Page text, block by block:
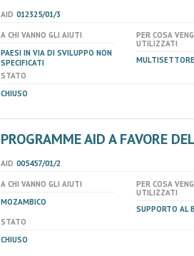
AID 012325/01/3
A CHI VANNO GLI AIUTI
PAESI IN VIA DI SVILUPPO NON
SPECIFICATI
PER COSA
UTILIZZATI
MULTISETTORE
STATO
CHIUSO
PROGRAMME AID A FAVORE
AID 005457/01/2
A CHI VANNO GLI AIUTI
MOZAMBICO
PER COSA
UTILIZZATI
SUPPORTO AL
STATO
CHIUSO